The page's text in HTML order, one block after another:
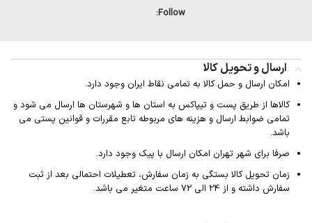
Follow:
ارسال و تحویل کالا
امکان ارسال و حمل کالا به تمامی نقاط ایران وجود دارد.
کالاها از طریق پست و تیپاکس به استان ها و شهرستان ها ارسال می شود و
تمامی ضوابط ارسال و هزینه های مربوطه تابع مقررات و قوانین پستی می
باشد.
صرفا برای شهر تهران امکان ارسال با پیک وجود دارد.
زمان تحویل کالا بستگی به زمان سفارش، تعطیلات احتمالی بعد از ثبت
سفارش داشته و از 24 الی 72 ساعت متغیر می باشد.